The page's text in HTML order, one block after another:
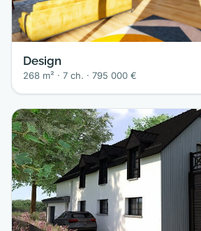
Design
268 m² · 7 ch. · 795 000 €